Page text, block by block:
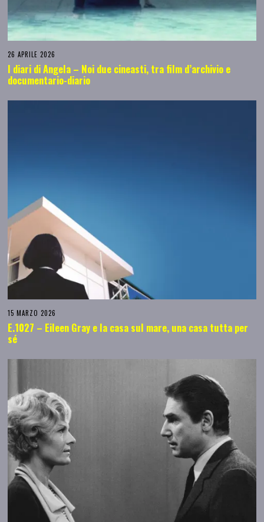
26 APRILE 2026
I diari di Angela – Noi due cineasti, tra film d’archivio e
documentario-diario
15 MARZO 2026
E.1027 – Eileen Gray e la casa sul mare, una casa tutta per
sé